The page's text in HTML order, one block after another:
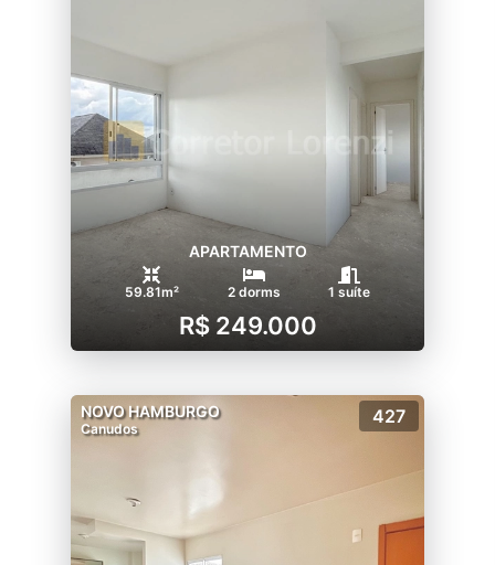
APARTAMENTO
59.81m² 2 dorms 1 suíte
R$ 249.000
NOVO HAMBURGO
Canudos
427